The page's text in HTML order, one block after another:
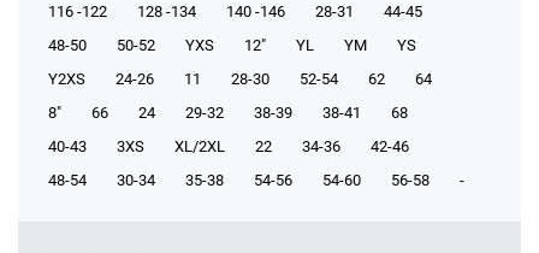
116 -122
128 -134 140 -146 28-31
44-45
48-50
50-52 YXS 12" YL YM
YS
Y2XS
24-26 11 28-30 52-54 62
64
8"
66 24 29-32 38-39 38-41
68
40-43
3XS XL/2XL 22 34-36
42-46
48-54
30-34 35-38 54-56 54-60 56-58 -